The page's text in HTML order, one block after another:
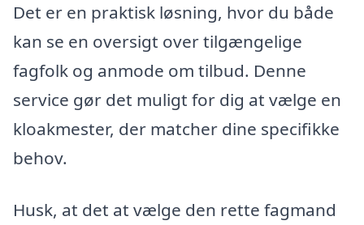
Det er en praktisk løsning, hvor du både
kan se en oversigt over tilgængelige
fagfolk og anmode om tilbud. Denne
service gør det muligt for dig at vælge en
kloakmester, der matcher dine specifikke
behov.
Husk, at det at vælge den rette fagmand